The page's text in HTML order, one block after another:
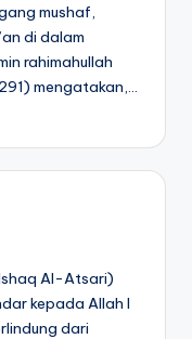
mushaf,
di dalam
rahimahullah
mengatakan,…
Al-Atsari)
kepada Allah l
dari